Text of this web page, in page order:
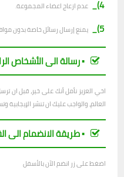
4)_ عدم ازعاج اعضاء المجموعة.
5)_ يمنع إرسال رسائل خاصة بدون
▪︎ رسالة الى الأشخاص
اخي العزيز نأمل أنك على خير، قبل ان
العالم، والواجب عليك ان تنشر
▪︎ طريقة الانضمام الى
اضغط على زر انضم الآن بالأسفل